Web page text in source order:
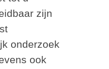
zijn
onderzoek
ook